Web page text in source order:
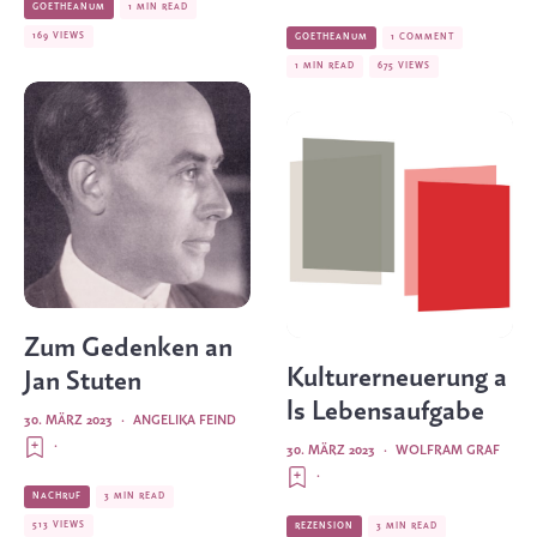
GOETHEANUM 1 MIN READ
169 VIEWS
Zum Gedenken an
Jan Stuten
ANGELIKA FEIND
·
30. MÄRZ 2023
·
NACHRUF 3 MIN READ
513 VIEWS
GOETHEANUM 1 COMMENT
1 MIN READ 675 VIEWS
Kulturerneuerung a
ls Lebensaufgabe
WOLFRAM GRAF
·
30. MÄRZ 2023
·
REZENSION 3 MIN READ